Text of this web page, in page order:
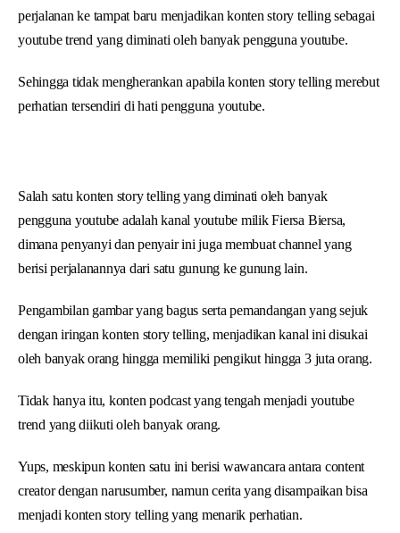
perjalanan ke tampat baru menjadikan konten story telling sebagai
youtube trend yang diminati oleh banyak pengguna youtube.
Sehingga tidak mengherankan apabila konten story telling merebut
perhatian tersendiri di hati pengguna youtube.
Salah satu konten story telling yang diminati oleh banyak
pengguna youtube adalah kanal youtube milik Fiersa Biersa,
dimana penyanyi dan penyair ini juga membuat channel yang
berisi perjalanannya dari satu gunung ke gunung lain.
Pengambilan gambar yang bagus serta pemandangan yang sejuk
dengan iringan konten story telling, menjadikan kanal ini disukai
oleh banyak orang hingga memiliki pengikut hingga 3 juta orang.
Tidak hanya itu, konten podcast yang tengah menjadi youtube
trend yang diikuti oleh banyak orang.
Yups, meskipun konten satu ini berisi wawancara antara content
creator dengan narusumber, namun cerita yang disampaikan bisa
menjadi konten story telling yang menarik perhatian.